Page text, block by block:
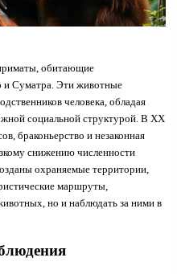
обитающие
и Суматра. Эти животные
человека, обладая
социальной структурой. В XX
браконьерство и незаконная
снижению численности
охраняемые территории,
маршруты,
но и наблюдать за ними в